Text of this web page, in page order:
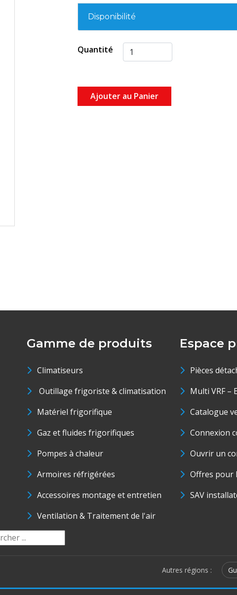
Disponibilité
Quantité
Ajouter au Panier
Gamme de produits
Climatiseurs
Outillage frigoriste & climatisation
Matériel frigorifique
Gaz et fluides frigorifiques
Pompes à chaleur
Armoires réfrigérées
Accessoires montage et entretien
Ventilation & Traitement de l'air
Espace
Pièces
Multi VRF –
Catalogue
Connexion
Ouvrir un
Offres pour
SAV
Autres régions :